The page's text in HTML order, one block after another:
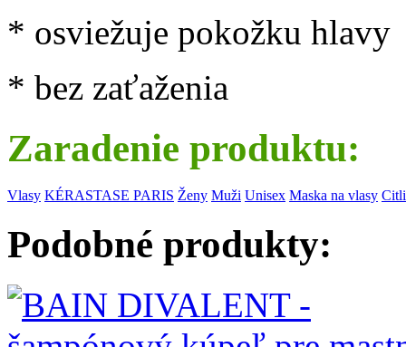
* osviežuje pokožku hlavy
* bez zaťaženia
Zaradenie produktu:
Vlasy KÉRASTASE PARIS Ženy Muži Unisex Maska na vlasy
Podobné produkty: